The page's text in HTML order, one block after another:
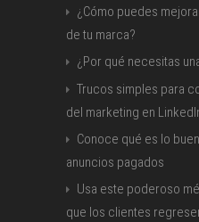
¿Cómo puedes
de tu marca?
¿Por qué necesitas
Trucos simples para
del marketing en
Conoce qué es lo
anuncios pagados
Usa este poderoso
que los clientes